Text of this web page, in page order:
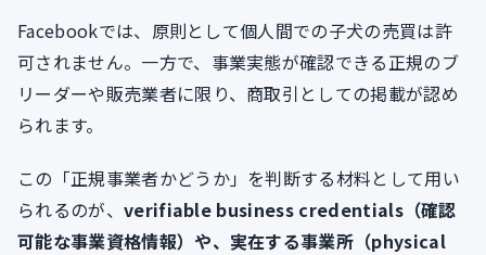
Facebookでは、原則として個人間での子犬の売買は許
可されません。一方で、事業実態が確認できる正規のブ
リーダーや販売業者に限り、商取引としての掲載が認め
られます。
この「正規事業者かどうか」を判断する材料として用い
られるのが、 verifiable business credentials（確認
可能な事業資格情報）や、実在する事業所（physical